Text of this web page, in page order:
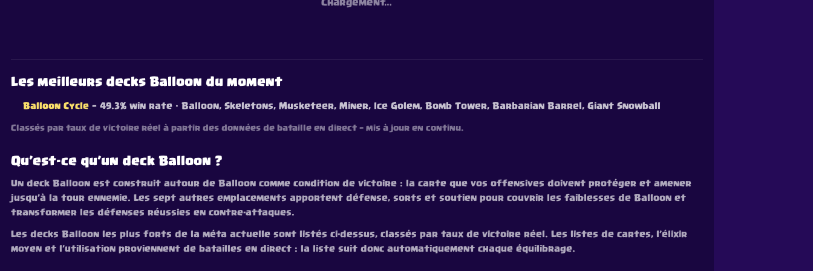
Chargement…
Les meilleurs decks Balloon du moment
Balloon Cycle — 49.3% win rate · Balloon, Skeletons, Musketeer, Miner, Ice Golem, Bomb Tower, Barbarian Barrel, Giant Snowball
Classés par taux de victoire réel à partir des données de bataille en direct — mis à jour en continu.
Qu’est-ce qu’un deck Balloon ?
Un deck Balloon est construit autour de Balloon comme condition de victoire : la carte que vos offensives doivent protéger et amener
jusqu’à la tour ennemie. Les sept autres emplacements apportent défense, sorts et soutien pour couvrir les faiblesses de Balloon et
transformer les défenses réussies en contre-attaques.
Les decks Balloon les plus forts de la méta actuelle sont listés ci-dessus, classés par taux de victoire réel. Les listes de cartes, l’élixir
moyen et l’utilisation proviennent de batailles en direct : la liste suit donc automatiquement chaque équilibrage.